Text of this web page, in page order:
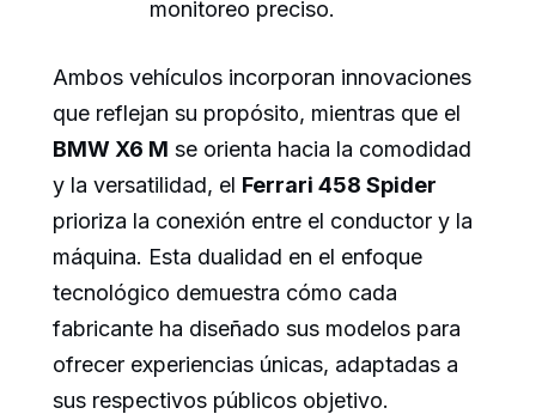
monitoreo preciso.
Ambos vehículos incorporan innovaciones
que reflejan su propósito, mientras que el
BMW X6 M se orienta hacia la comodidad
y la versatilidad, el Ferrari 458 Spider
prioriza la conexión entre el conductor y la
máquina. Esta dualidad en el enfoque
tecnológico demuestra cómo cada
fabricante ha diseñado sus modelos para
ofrecer experiencias únicas, adaptadas a
sus respectivos públicos objetivo.